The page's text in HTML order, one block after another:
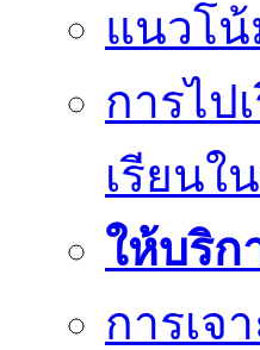
แนวโ
การไป
เรียนใ
ให้บริก
การเจ